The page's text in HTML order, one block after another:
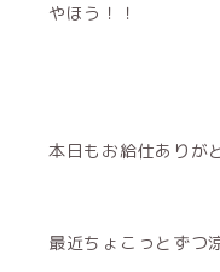
やほう！！
本日もお給仕ありが
最近ちょこっとずつ